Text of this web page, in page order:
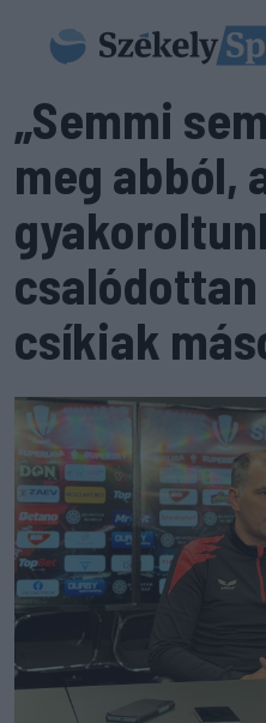
„Semmi
meg abból,
csíkiak